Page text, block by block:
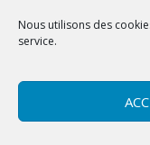
Nous utilisons des
service.